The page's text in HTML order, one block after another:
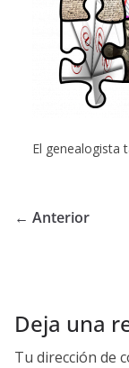
El genealogista
← Anterior
Deja una
Tu dirección de